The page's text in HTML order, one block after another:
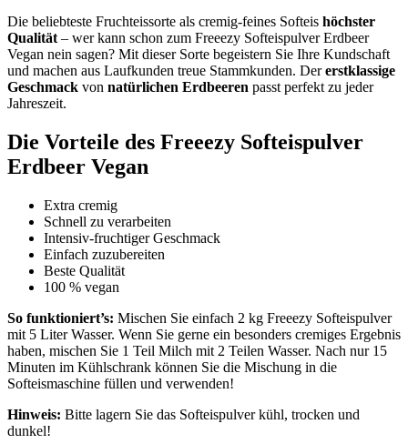
Die beliebteste Fruchteissorte als cremig-feines Softeis höchster
Qualität – wer kann schon zum Freeezy Softeispulver Erdbeer
Vegan nein sagen? Mit dieser Sorte begeistern Sie Ihre Kundschaft
und machen aus Laufkunden treue Stammkunden. Dererstklassige
Geschmack von natürlichen Erdbeeren passt perfekt zu jeder
Jahreszeit.
Die Vorteile des Freeezy Softeispulver
Erdbeer Vegan
Extra cremig
Schnell zu verarbeiten
Intensiv-fruchtiger Geschmack
Einfach zuzubereiten
Beste Qualität
100 % vegan
So funktioniert’s: Mischen Sie einfach 2 kg Freeezy Softeispulver
mit 5 Liter Wasser. Wenn Sie gerne ein besonders cremiges Ergebnis
haben, mischen Sie 1 Teil Milch mit 2 Teilen Wasser. Nach nur 15
Minuten im Kühlschrank können Sie die Mischung in die
Softeismaschine füllen und verwenden!
Hinweis: Bitte lagern Sie das Softeispulver kühl, trocken und
dunkel!